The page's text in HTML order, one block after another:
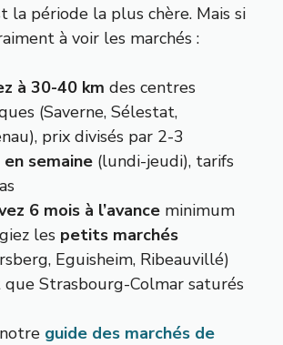
la période la plus chère. Mais si
à voir les marchés :
à 30-40 km des centres
(Saverne, Sélestat,
prix divisés par 2-3
en semaine (lundi-jeudi), tarifs
6 mois à l’avance minimum
les petits marchés
Eguisheim, Ribeauvillé)
Strasbourg-Colmar saturés
guide des marchés de